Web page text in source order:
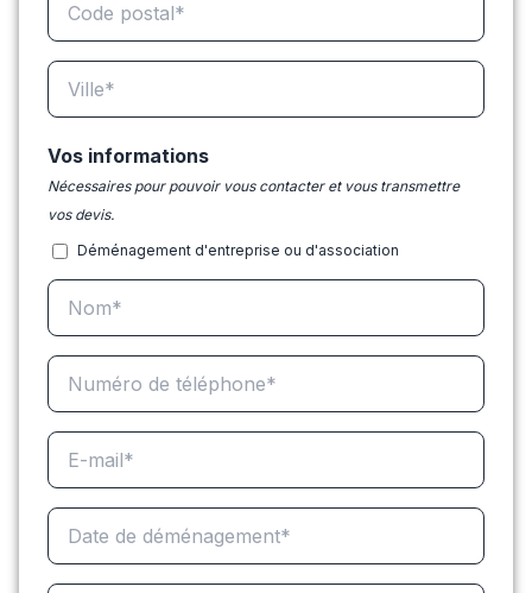
Vos informations
Nécessaires pour pouvoir vous contacter et vous transmettre
vos devis.
Déménagement d'entreprise ou d'association